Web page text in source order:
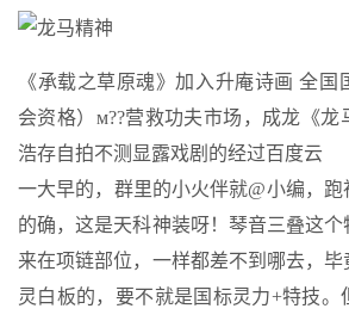
《承载之草原魂》加入升庵诗画 全国
会资格）м??营救功夫市场，成龙《龙
浩存自拍不测显露戏剧的经过百度云
一大早的，群里的小火伴就@小编，跑
的确，这是天科神装呀！琴音三叠这
来在项链部位，一样都差不到哪去，
灵白板的，要不就是国标灵力+特技。